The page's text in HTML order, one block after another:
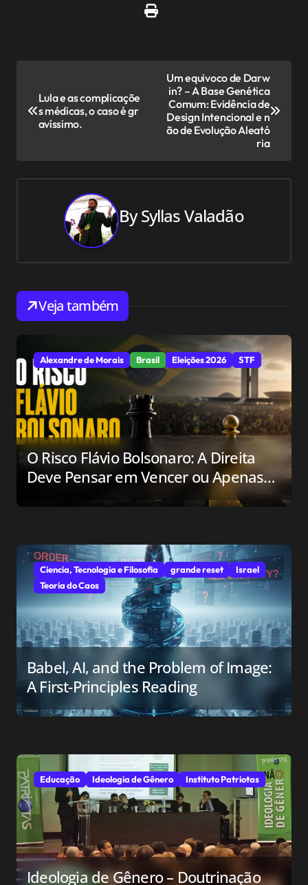
o
d
e
P
o
s
t
Lula e as complicaçõe
s médicas, o caso é gr
avíssimo.
Um equivoco de Darw
in? – A Base Genética
Comum: Evidência de
Design Intencional e n
ão de Evolução Aleató
ria
BySyllas Valadão
Veja também
Alexandre de Morais Brasil Eleições 2026 STF
O Risco Flávio Bolsonaro: A Direita
Deve Pensar em Vencer ou Apenas
Ciencia, Tecnologia e Filosofia grande reset
Israel
Teoria do Caos
Babel, AI, and the Problem of Image:
A First-Principles Reading
Educação Ideologia de Gênero Instituto Patriotas
Ideologia de Gênero – Doutrinação